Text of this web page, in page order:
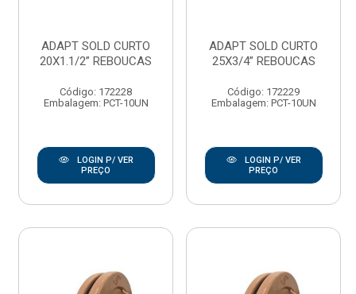
ADAPT SOLD CURTO
20X1.1/2” REBOUCAS
Código: 172228
Embalagem: PCT-10UN
LOGIN P/ VER
PREÇO
ADAPT SOLD CURTO
25X3/4” REBOUCAS
Código: 172229
Embalagem: PCT-10UN
LOGIN P/ VER
PREÇO